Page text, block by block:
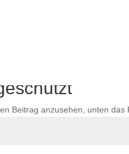
Beitrag anzusehen, unten das